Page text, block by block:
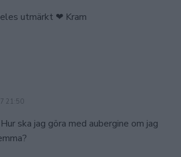
utmärkt ❤ Kram
21:50
ska jag göra med aubergine om jag